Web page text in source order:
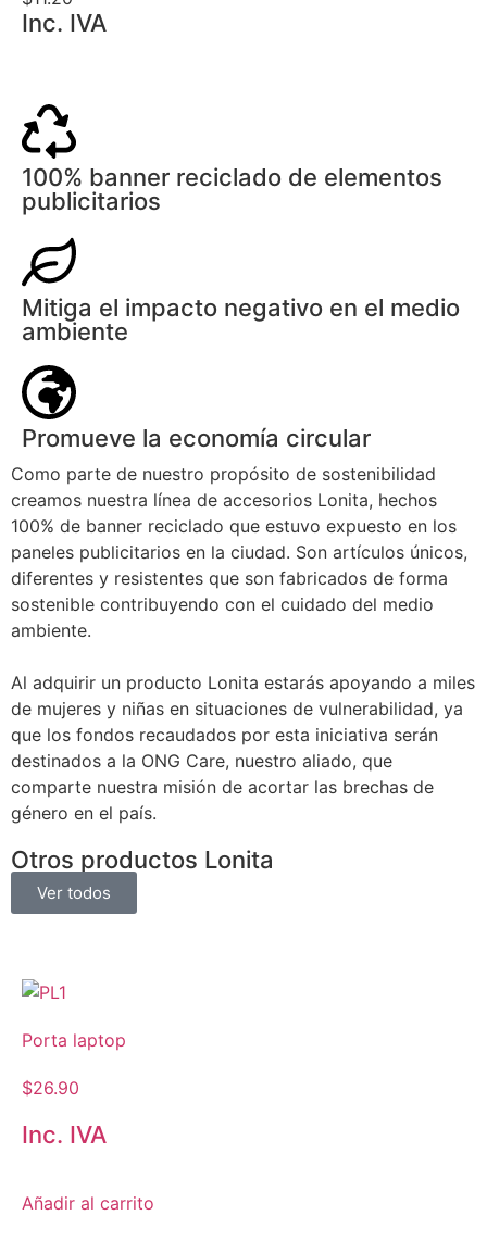
Inc. IVA
100% banner reciclado de elementos
publicitarios
Mitiga el impacto negativo en el medio
ambiente
Promueve la economía circular
Como parte de nuestro propósito de sostenibilidad
creamos nuestra línea de accesorios Lonita, hechos
100% de banner reciclado que estuvo expuesto en los
paneles publicitarios en la ciudad. Son artículos únicos,
diferentes y resistentes que son fabricados de forma
sostenible contribuyendo con el cuidado del medio
ambiente.
Al adquirir un producto Lonita estarás apoyando a miles
de mujeres y niñas en situaciones de vulnerabilidad, ya
que los fondos recaudados por esta iniciativa serán
destinados a la ONG Care, nuestro aliado, que
comparte nuestra misión de acortar las brechas de
género en el país.
Otros productos Lonita
Ver todos
Porta laptop
$26.90
Inc. IVA
Añadir al carrito